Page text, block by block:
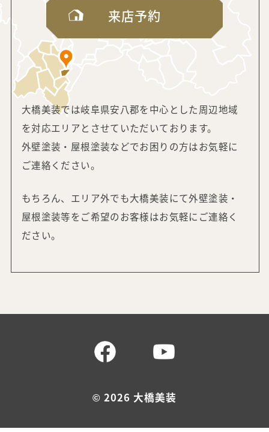
来店予約
大橋美装では岐阜県安八郡を中心とした周辺地域
を対応エリアと させていただいております。
外壁塗装・屋根塗装などでお困りの方はお気軽に
ご連絡ください。
もちろん、エリア外でも大橋美装にて外壁塗装・
屋根塗装等をご希望のお客様はお気軽にご連絡く
ださい。
©2026 大橋美装